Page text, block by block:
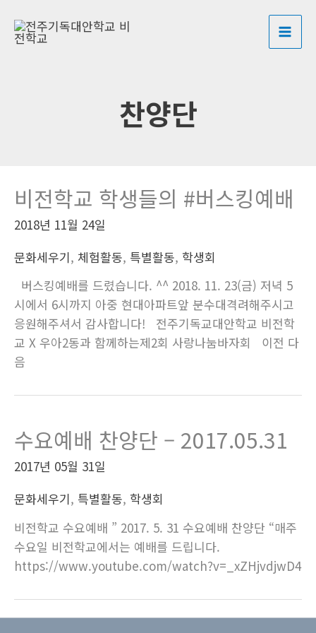
찬양단
비전학교 학생들의 #버스킹예배
2018년 11월 24일
문화세우기, 체험활동, 특별활동, 학생회
버스킹예배를 드렸습니다. ^^ 2018. 11. 23(금) 저녁 5
시에서 6시까지 아중 현대아파트앞 분수대격려해주시고
응원해주셔서 감사합니다! 전주기독교대안학교 비전학
교 X 우아2동과 함께하는제2회 사랑나눔바자회 이전 다
음
수요예배 찬양단 – 2017.05.31
2017년 05월 31일
문화세우기, 특별활동, 학생회
비전학교 수요예배 ” 2017. 5. 31 수요예배 찬양단 “매주
수요일 비전학교에서는 예배를 드립니다.
https://www.youtube.com/watch?v=_xZHjvdjwD4